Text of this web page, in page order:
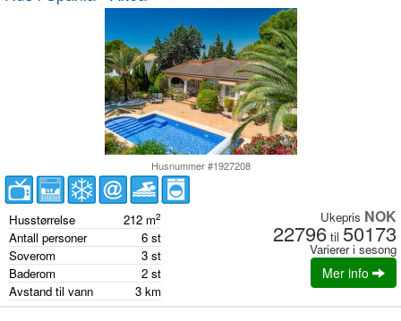
Husnummer #1927208
Husstørrelse 212 m2
Antall personer 6 st
Soverom
3 st
Baderom
2 st
Avstand til vann
3 km
Ukepris NOK
22796 til 50173
Varierer i sesong
Mer info